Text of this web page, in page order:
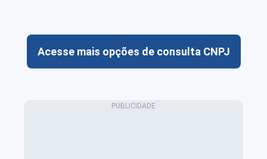
Acesse mais opções de consulta CNPJ